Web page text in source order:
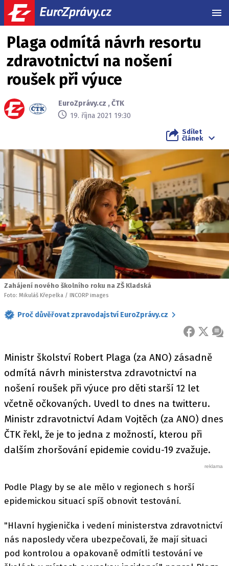
Plaga odmítá návrh resortu
zdravotnictví na nošení
roušek při výuce
EuroZprávy.cz ,ČTK
19. října 2021 19:30
Sdílet
článek
Zahájení nového školního roku na ZŠ Kladská
Foto: Mikuláš Křepelka / INCORP images
Proč důvěřovat zpravodajství EuroZprávy.cz
FACEBOOK
X
Ministr školství Robert Plaga (za ANO) zásadně
odmítá návrh ministerstva zdravotnictví na
nošení roušek při výuce pro děti starší 12 let
včetně očkovaných. Uvedl to dnes na twitteru.
Ministr zdravotnictví Adam Vojtěch (za ANO) dnes
ČTK řekl, že je to jedna z možností, kterou při
dalším zhoršování epidemie covidu-19 zvažuje.
Podle Plagy by se ale mělo v regionech s horší
epidemickou situací spíš obnovit testování.
"Hlavní hygienička i vedení ministerstva zdravotnictví
nás naposledy včera ubezpečovali, že mají situaci
pod kontrolou a opakovaně odmítli testování ve